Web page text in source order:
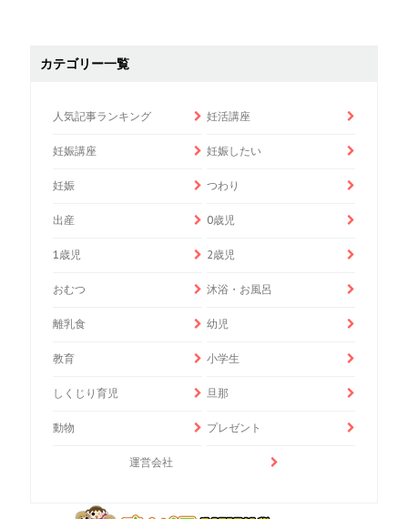
カテゴリー一覧
人気記事ランキング 妊活講座
妊娠講座 妊娠したい
妊娠 つわり
出産 0歳児
1歳児 2歳児
おむつ 沐浴・お風呂
離乳食 幼児
教育 小学生
しくじり育児 旦那
動物 プレゼント
運営会社